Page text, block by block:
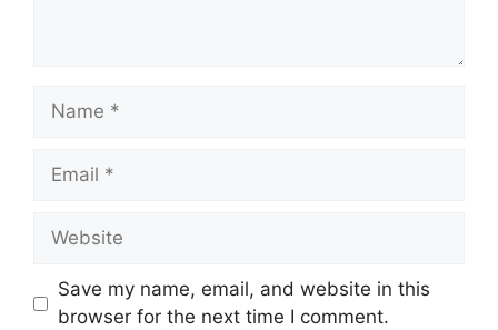
Name
Email
Website
Save my name, email, and website in this
browser for the next time I comment.